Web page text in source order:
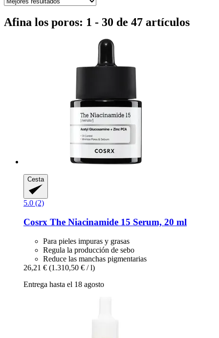
Afina los poros: 1 - 30 de 47 artículos
Cesta
5.0 (2)
Cosrx The Niacinamide 15 Serum, 20 ml
Para pieles impuras y grasas
Regula la producción de sebo
Reduce las manchas pigmentarias
26,21 € (1.310,50 € / l)
Entrega hasta el 18 agosto